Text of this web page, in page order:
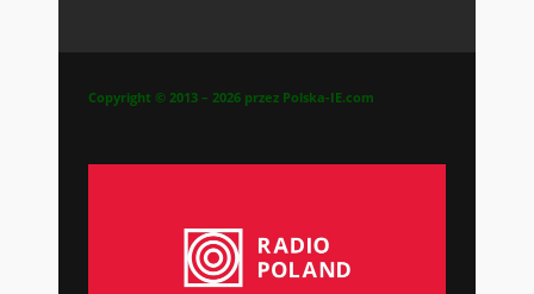
Copyright © 2013 – 2026 przez Polska-IE.com